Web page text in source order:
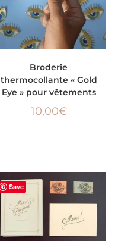
Broderie
thermocollante « Gold
Eye » pour vêtements
10,00€
Save